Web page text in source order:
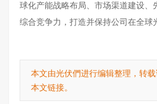
球化产能战略布局、市场渠道建设、
综合竞争力，打造并保持公司在全球
本文由光伏們进行编辑整理，转
本文链接。